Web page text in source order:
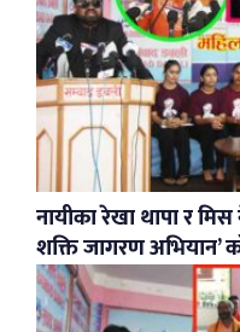
नायीका रेखा थापा र मिस
शक्ति जागरण अभियान’